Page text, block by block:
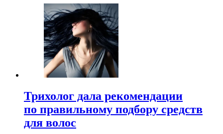
Трихолог дала рекомендации
по правильному подбору средств
для волос